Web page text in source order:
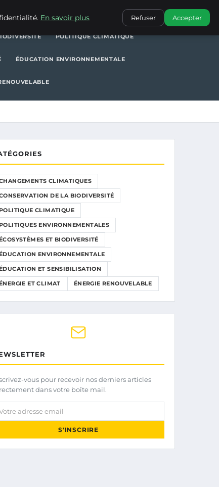
POLITIQUES ENVIRONNEMENTALES
POLITIQUE CLIMATIQUE
ÉDUCATION ENVIRONNEMENTALE
CLIMATIQUES
DE LA BIODIVERSITÉ
POLITIQUE CLIMATIQUE
POLITIQUES ENVIRONNEMENTALES
ÉCOSYSTÈMES ET BIODIVERSITÉ
ÉDUCATION ENVIRONNEMENTALE
ÉDUCATION ET SENSIBILISATION
ÉNERGIE ET CLIMAT ÉNERGIE RENOUVELABLE
vous pour recevoir nos derniers articles
dans votre boîte mail.
adresse email
S'INSCRIRE
En savoir plus Refuser Accepter